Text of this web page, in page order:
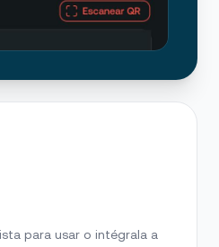
para usar o intégrala a